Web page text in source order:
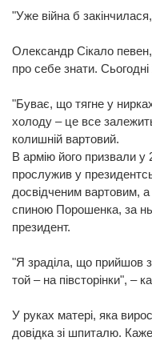
"Уже війна б
Олександр Сікало
про себе знати.
"Буває, що тягне у
холоду – це все
колишній вартовий.
В армію його призвали у
прослужив у
досвідченим вартовим, а
спиною Порошенка, за
президент.
"Я зраділа, що прийшов з
той – на півсторінки", –
У руках матері, яка
довідка зі шпиталю.